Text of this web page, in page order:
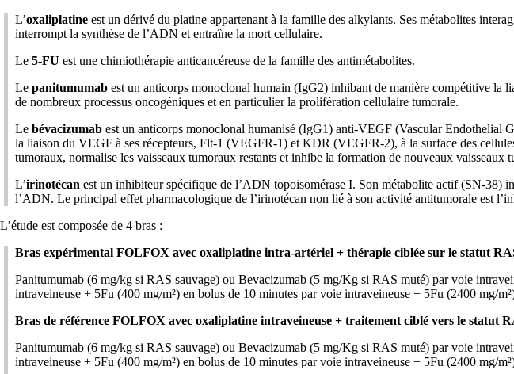
L’oxaliplatine est un dérivé du platine appartenant à la famille des alkylants. Ses métabolites
interrompt la synthèse de l’ADN et entraîne la mort cellulaire.
Le5-FU est une chimiothérapie anticancéreuse de la famille des antimétabolites.
Lepanitumumab est un anticorps monoclonal humain (IgG2) inhibant de manière compétitive la
de nombreux processus oncogéniques et en particulier la prolifération cellulaire tumorale.
Lebévacizumab est un anticorps monoclonal humanisé (IgG1) anti-VEGF (Vascular Endothelial
la liaison du VEGF à ses récepteurs, Flt-1 (VEGFR-1) et KDR (VEGFR-2), à la surface des
tumoraux, normalise les vaisseaux tumoraux restants et inhibe la formation de nouveaux vaisseaux
L’irinotécan est un inhibiteur spécifique de l’ADN topoisomérase I. Son métabolite actif (SN-38)
l’ADN. Le principal effet pharmacologique de l’irinotécan non lié à son activité antitumorale est
L’étude est composée de 4 bras :
Bras expérimental FOLFOX avec oxaliplatine intra-artériel + thérapie ciblée sur le statut
Panitumumab (6 mg/kg si RAS sauvage) ou Bevacizumab (5 mg/Kg si RAS muté) par voie
intraveineuse + 5Fu (400 mg/m²) en bolus de 10 minutes par voie intraveineuse + 5Fu (2400 mg/
Bras de référence FOLFOX avec oxaliplatine intraveineuse + traitement ciblé vers le statut
Panitumumab (6 mg/kg si RAS sauvage) ou Bevacizumab (5 mg/Kg si RAS muté) par voie
intraveineuse + 5Fu (400 mg/m²) en bolus de 10 minutes par voie intraveineuse + 5Fu (2400 mg/